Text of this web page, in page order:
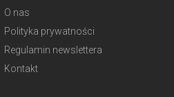
O nas
Polityka prywatności
Regulamin newslettera
Kontakt